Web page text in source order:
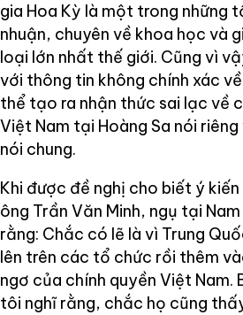
gia Hoa Kỳ là một trong những
nhuận, chuyên về khoa học và
loại lớn nhất thế giới. Cũng vì
với thông tin không chính xác
thể tạo ra nhận thức sai lạc về
Việt Nam tại Hoàng Sa nói
nói chung.
Khi được đề nghị cho biết ý
ông Trần Văn Minh, ngụ tại
rằng: Chắc có lẽ là vì Trung
lên trên các tổ chức rồi thêm
ngơ của chính quyền Việt Nam.
tôi nghĩ rằng, chắc họ cũng